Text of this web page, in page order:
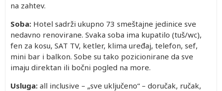
na zahtev.
Soba: Hotel sadrži ukupno 73 smeštajne jedinice sve
nedavno renovirane. Svaka soba ima kupatilo (tuš/wc),
fen za kosu, SAT TV, ketler, klima uređaj, telefon, sef,
mini bar i balkon. Sobe su tako pozicionirane da sve
imaju direktan ili bočni pogled na more.
Usluga: all inclusive – „sve uključeno“ – doručak, ručak,